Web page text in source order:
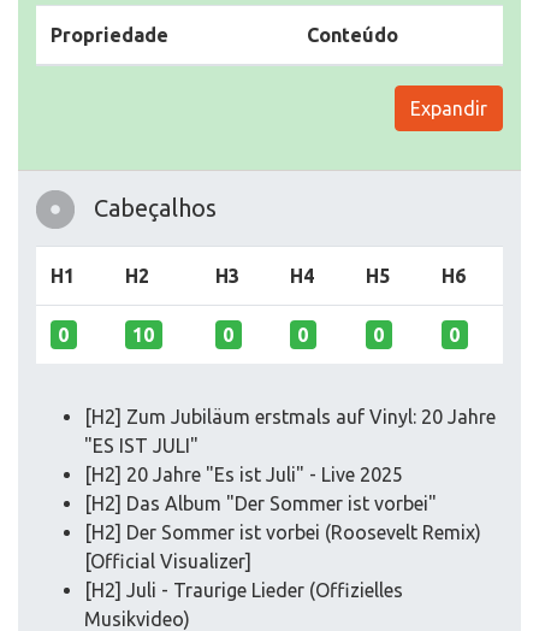
Propriedade Conteúdo
Expandir
Cabeçalhos
H1 H2 H3 H4 H5 H6
0 10 0 0 0 0
[H2] Zum Jubiläum erstmals auf Vinyl: 20 Jahre
"ES IST JULI"
[H2] 20 Jahre "Es ist Juli" - Live 2025
[H2] Das Album "Der Sommer ist vorbei"
[H2] Der Sommer ist vorbei (Roosevelt Remix)
[Official Visualizer]
[H2] Juli - Traurige Lieder (Offizielles
Musikvideo)